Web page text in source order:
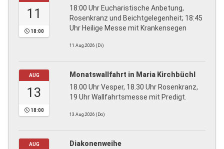
11
18:00
18:00 Uhr Eucharistische Anbetung,
Rosenkranz und Beichtgelegenheit; 18:45
Uhr Heilige Messe mit Krankensegen
11.Aug.2026 (Di)
AUG
13
18:00
Monatswallfahrt in Maria Kirchbüchl
18.00 Uhr Vesper, 18.30 Uhr Rosenkranz,
19 Uhr Wallfahrtsmesse mit Predigt.
13.Aug.2026 (Do)
AUG
Diakonenweihe